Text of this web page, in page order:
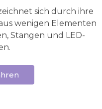
sich durch ihre
wenigen Elementen
Stangen und LED-